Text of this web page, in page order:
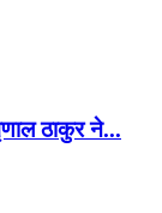
ठाकुर ने...